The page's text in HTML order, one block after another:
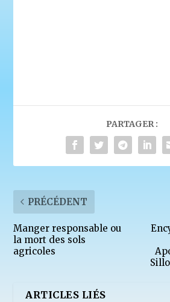
PARTAGER :
PRÉCÉDENT
Manger responsable ou
la mort des sols
agricoles
ARTICLES LIÉS